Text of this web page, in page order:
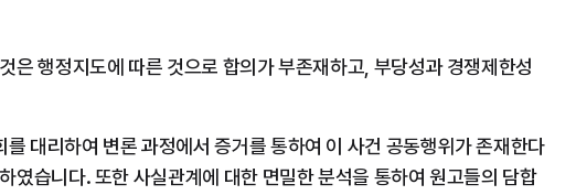
은 행정지도에 따른 것으로 합의가 부존재하고, 부당성과 경쟁제한성
대리하여 변론 과정에서 증거를 통하여 이 사건 공동행위가 존재한다
였습니다. 또한 사실관계에 대한 면밀한 분석을 통하여 원고들의 담합